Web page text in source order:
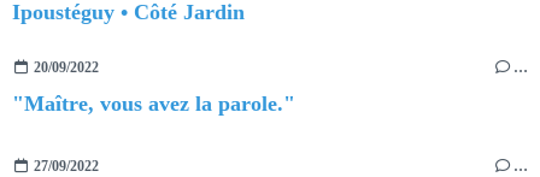
Ipoustéguy • Côté Jardin
20/09/2022 …
"Maître, vous avez la parole."
27/09/2022 …